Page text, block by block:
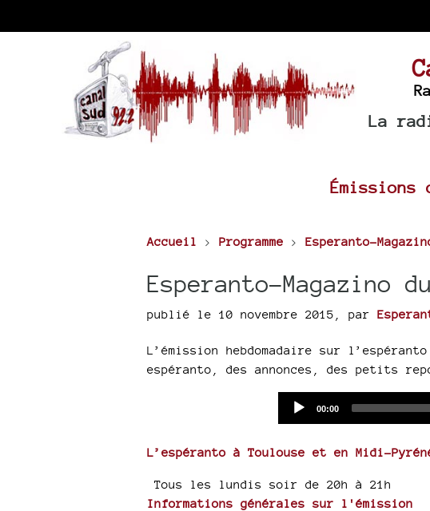
La
Émissions
Accueil > Programme > Esperanto-
Esperanto-Magazino
publié le 10 novembre 2015 par
L’émission hebdomadaire sur
espéranto, des annonces, des petits
Current
00:00
L’espéranto à Toulouse et en Midi-
Tous les lundis soir de 20h à 21h
Informations générales sur l'émission